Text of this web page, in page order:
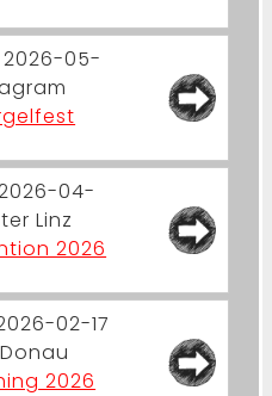
05-
04-
Linz
2026
02-17
2026